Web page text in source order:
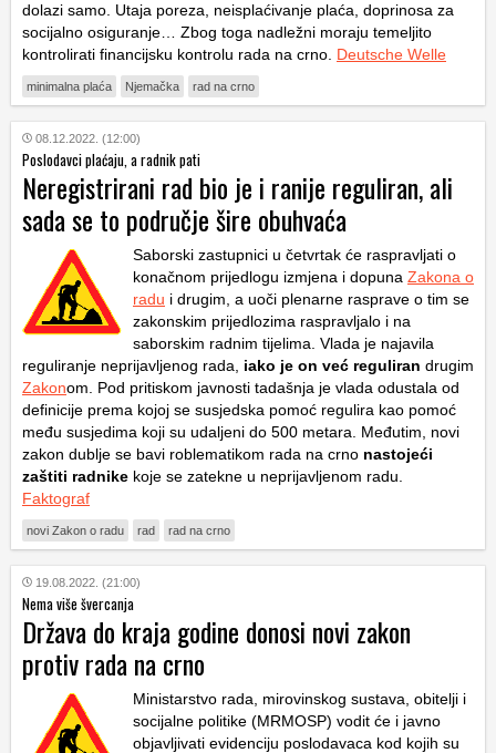
dolazi samo. Utaja poreza, neisplaćivanje plaća, doprinosa za
socijalno osiguranje… Zbog toga nadležni moraju temeljito
kontrolirati financijsku kontrolu rada na crno. Deutsche Welle
minimalna plaća Njemačka rad na crno
08.12.2022. (12:00)
Poslodavci plaćaju, a radnik pati
Neregistrirani rad bio je i ranije reguliran, ali
sada se to područje šire obuhvaća
Saborski zastupnici u četvrtak će raspravljati o
konačnom prijedlogu izmjena i dopuna Zakona o
radu i drugim, a uoči plenarne rasprave o tim se
zakonskim prijedlozima raspravljalo i na
saborskim radnim tijelima. Vlada je najavila
reguliranje neprijavljenog rada, iako je on već reguliran drugim
Zakonom. Pod pritiskom javnosti tadašnja je vlada odustala od
definicije prema kojoj se susjedska pomoć regulira kao pomoć
među susjedima koji su udaljeni do 500 metara. Međutim, novi
zakon dublje se bavi roblematikom rada na crno nastojeći
zaštiti radnike koje se zatekne u neprijavljenom radu.
Faktograf
novi Zakon o radu rad rad na crno
19.08.2022. (21:00)
Nema više švercanja
Država do kraja godine donosi novi zakon
protiv rada na crno
Ministarstvo rada, mirovinskog sustava, obitelji i
socijalne politike (MRMOSP) vodit će i javno
objavljivati evidenciju poslodavaca kod kojih su